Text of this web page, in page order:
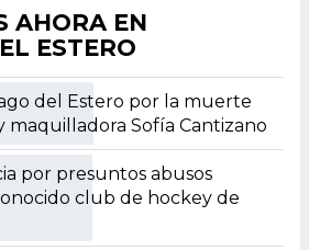
AHORA EN
ESTERO
del Estero por la muerte
maquilladora Sofía Cantizano
por presuntos abusos
club de hockey de